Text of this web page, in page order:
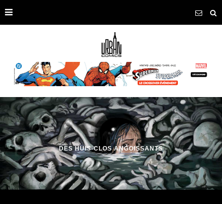
DES HUIS-CLOS ANGOISSANTS